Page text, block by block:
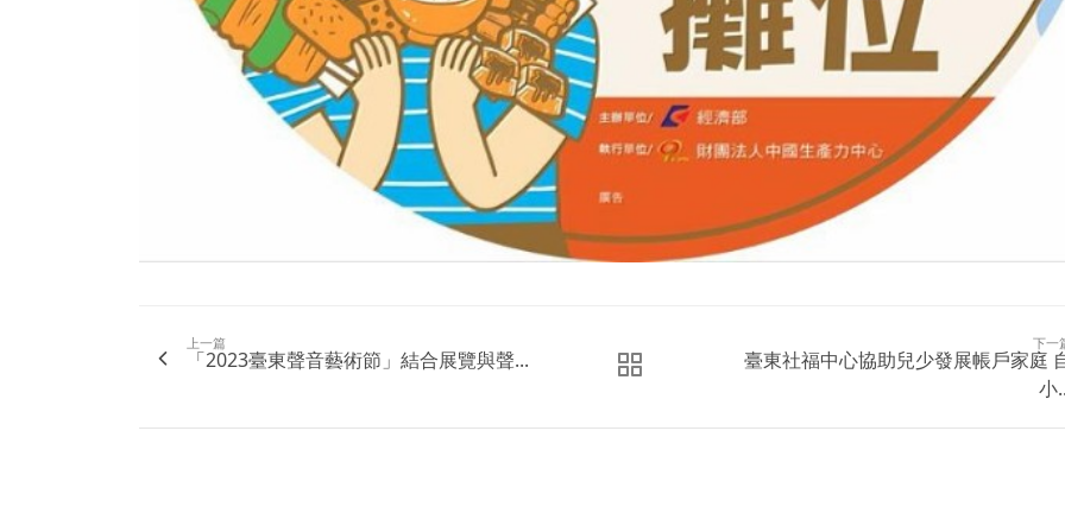
上一篇
「2023臺東聲音藝術節」結合展覽與聲...
下一
臺東社福中心協助兒少發展帳戶家庭
小